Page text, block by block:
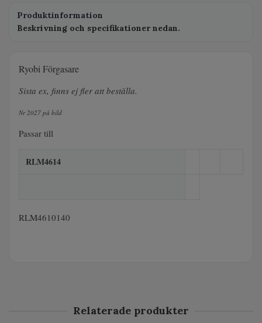
Produktinformation
Beskrivning och specifikationer nedan.
Ryobi Förgasare
Sista ex, finns ej fler att beställa.
Nr 2027 på bild
Passar till
RLM4614
RLM4610140
Relaterade produkter